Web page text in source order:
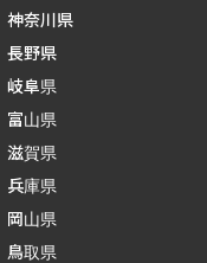
神奈川県
長野県
岐阜県
富山県
滋賀県
兵庫県
岡山県
鳥取県